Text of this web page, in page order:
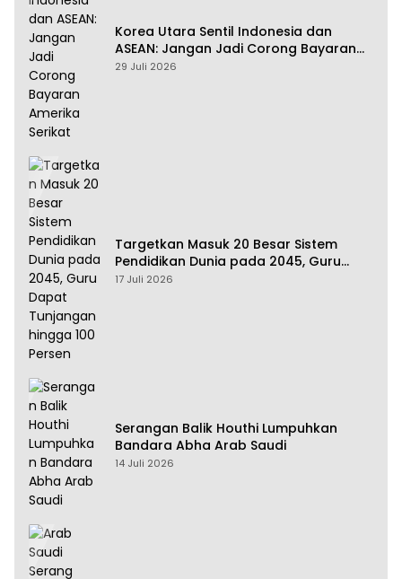
Korea Utara Sentil Indonesia dan
ASEAN: Jangan Jadi Corong Bayaran
Amerika Serikat
29 Juli 2026
Targetkan Masuk 20 Besar Sistem
Pendidikan Dunia pada 2045, Guru
Dapat Tunjangan hingga 100 Persen
17 Juli 2026
Serangan Balik Houthi Lumpuhkan
Bandara Abha Arab Saudi
14 Juli 2026